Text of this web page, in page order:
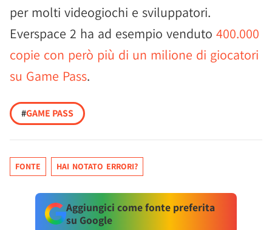
per molti videogiochi e sviluppatori.
Everspace 2 ha ad esempio venduto 400.000
copie con però più di un milione di giocatori
su Game Pass.
#GAME PASS
FONTE HAI NOTATO ERRORI?
Aggiungici come fonte preferita
su Google